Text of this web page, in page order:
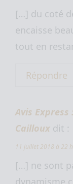
[…] du coté
encaisse
tout en
Répondre
Avis
Cailloux dit :
11 juillet 2018 à 22
[…] ne sont
dynamisme